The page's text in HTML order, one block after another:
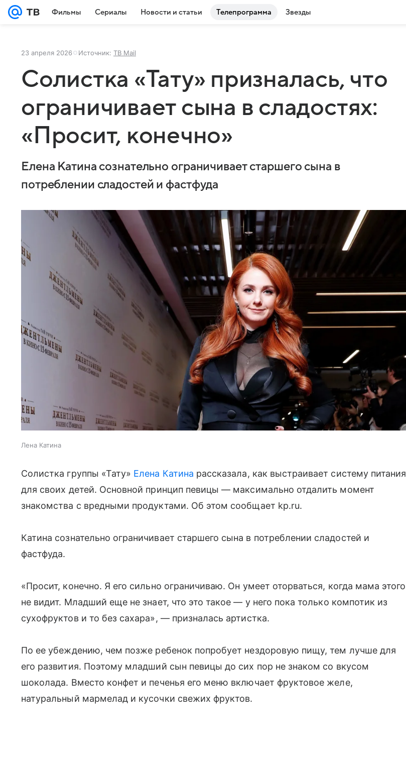
Фильмы Сериалы Новости и статьи Телепрограмма Звезды
23 апреля 2026 Источник: ТВ Mail
Солистка «Тату» призналась, что
ограничивает сына в сладостях:
«Просит, конечно»
Елена Катина сознательно ограничивает старшего сына в
потреблении сладостей и фастфуда
Лена Катина
Солистка группы «Тату» Елена Катина рассказала, как выстраивает систему питания
для своих детей. Основной принцип певицы — максимально отдалить момент
знакомства с вредными продуктами. Об этом сообщает kp.ru.
Катина сознательно ограничивает старшего сына в потреблении сладостей и
фастфуда.
«Просит, конечно. Я его сильно ограничиваю. Он умеет оторваться, когда мама этого
не видит. Младший еще не знает, что это такое — у него пока только компотик из
сухофруктов и то без сахара», — призналась артистка.
По ее убеждению, чем позже ребенок попробует нездоровую пищу, тем лучше для
его развития. Поэтому младший сын певицы до сих пор не знаком со вкусом
шоколада. Вместо конфет и печенья его меню включает фруктовое желе,
натуральный мармелад и кусочки свежих фруктов.